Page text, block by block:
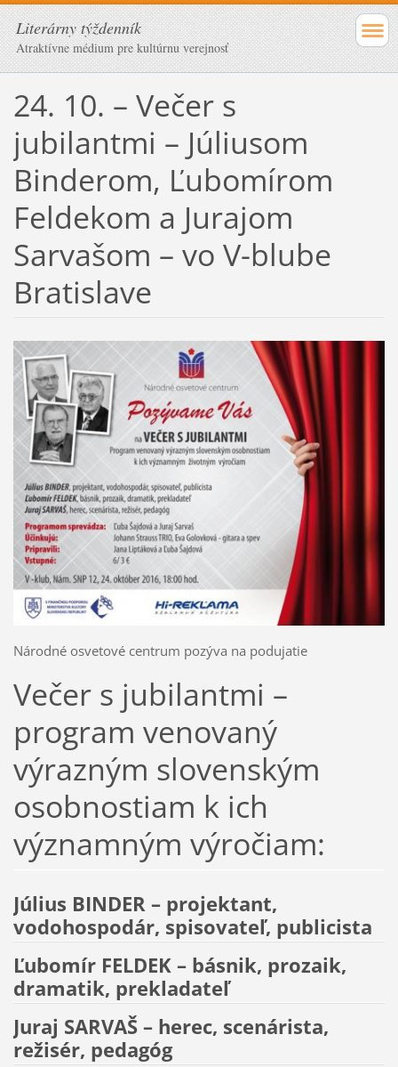
Literárny týždenník
Atraktívne médium pre kultúrnu verejnosť
24. 10. – Večer s
jubilantmi – Júliusom
Binderom, Ľubomírom
Feldekom a Jurajom
Sarvašom – vo V-blube
Bratislave
Národné osvetové centrum pozýva na podujatie
Večer s jubilantmi –
program venovaný
výrazným slovenským
osobnostiam k ich
významným výročiam:
Július BINDER – projektant,
vodohospodár, spisovateľ, publicista
Ľubomír FELDEK – básnik, prozaik,
dramatik, prekladateľ
Juraj SARVAŠ – herec, scenárista,
režisér, pedagóg